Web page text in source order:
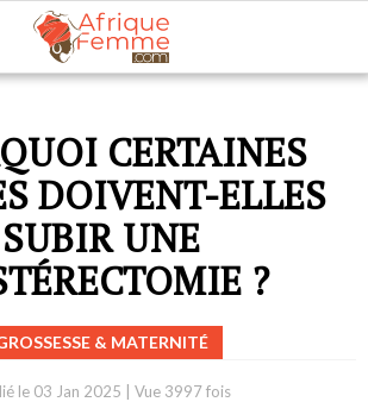
CERTAINES
DOIVENT-ELLES
SUBIR UNE
?
& MATERNITÉ
le 03 Jan 2025 Vue 3997 fois